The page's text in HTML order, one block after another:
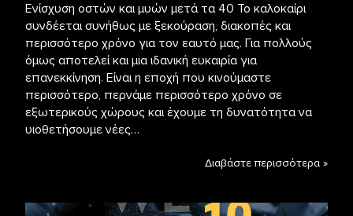
Ενίσχυση οστών και μυών μετά τα 40 Το καλοκαίρι
συνδέεται συνήθως με ξεκούραση, διακοπές και
περισσότερο χρόνο για τον εαυτό μας. Για πολλούς
όμως αποτελεί και μια ιδανική ευκαιρία για
επανεκκίνηση. Είναι η εποχή που κινούμαστε
περισσότερο, περνάμε περισσότερο χρόνο σε
εξωτερικούς χώρους και έχουμε τη δυνατότητα να
υιοθετήσουμε νέες…
Διαβάστε περισσότερα »